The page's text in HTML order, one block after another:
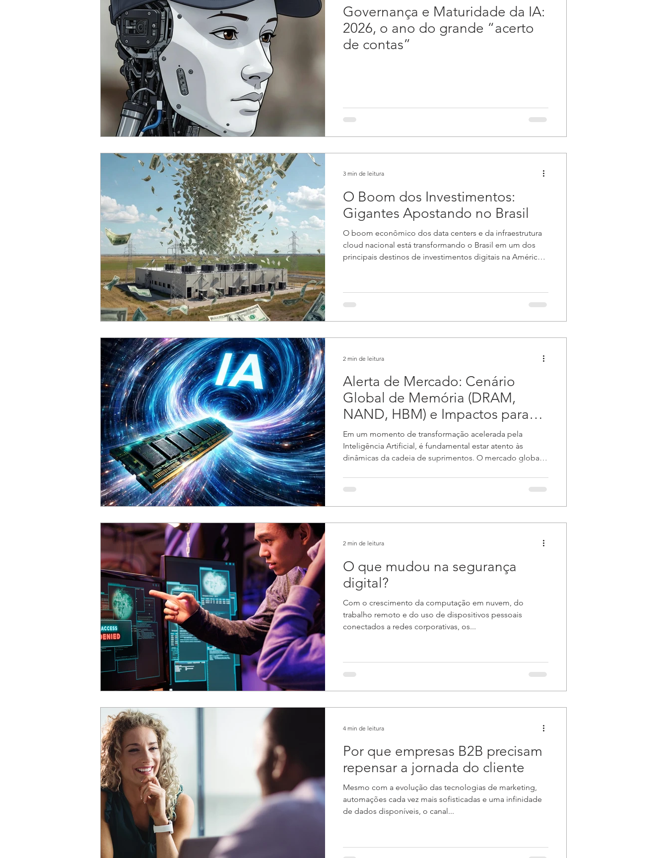
Governança e Maturidade da IA:
2026, o ano do grande “acerto
de contas”
O Boom dos Investimentos:
Gigantes Apostando no Brasil
O boom econômico dos data centers e da infraestrutura
cloud nacional está transformando o Brasil em um dos
principais destinos de investimentos digitais na América
por IA, nuvem e processamento de dados. Vamos
mergulhar nos detalhes desse movimento que promete
3 min de leitura
Alerta de Mercado: Cenário
Global de Memória (DRAM,
NAND, HBM) e Impactos para
2025/2026
Em um momento de transformação acelerada pela
Inteligência Artificial, é fundamental estar atento às
dinâmicas da cadeia de suprimentos. O mercado global
disponibilidade, nos prazos e nos custos para os
próximos meses e todo o ano de 2026. Compartilhamos
centers para IA está redir
2 min de leitura
O que mudou na segurança
digital?
Com o crescimento da computação em nuvem, do
trabalho remoto e do uso de dispositivos pessoais
conectados a redes corporativas, os...
2 min de leitura
Por que empresas B2B precisam
repensar a jornada do cliente
Mesmo com a evolução das tecnologias de marketing,
automações cada vez mais sofisticadas e uma infinidade
de dados disponíveis, o canal...
4 min de leitura